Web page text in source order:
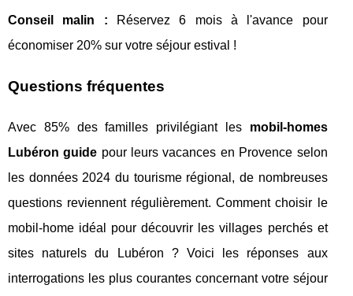
Conseil malin : Réservez 6 mois à l'avance pour
économiser 20% sur votre séjour estival !
Questions fréquentes
Avec 85% des familles privilégiant les mobil-homes
Lubéron guide pour leurs vacances en Provence selon
les données 2024 du tourisme régional, de nombreuses
questions reviennent régulièrement. Comment choisir le
mobil-home idéal pour découvrir les villages perchés et
sites naturels du Lubéron ? Voici les réponses aux
interrogations les plus courantes concernant votre séjour